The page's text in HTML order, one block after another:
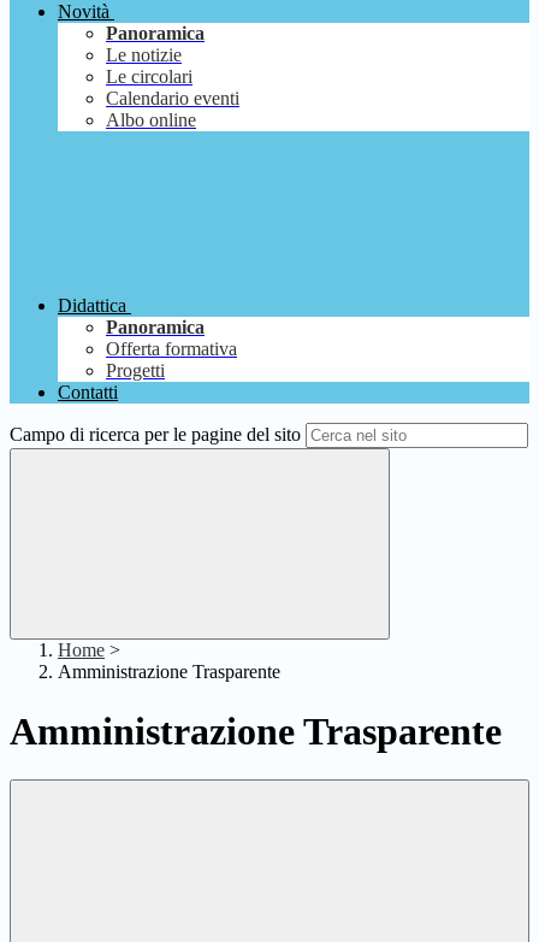
Novità
Panoramica
Le notizie
Le circolari
Calendario eventi
Albo online
Didattica
Panoramica
Offerta formativa
Progetti
Contatti
Campo di ricerca per le pagine del sito
Home >
Amministrazione Trasparente
Amministrazione Trasparente